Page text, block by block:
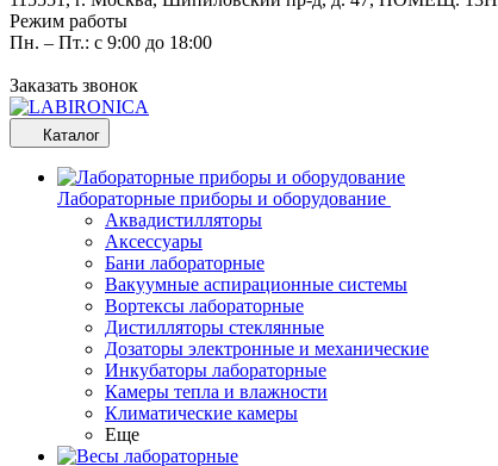
Режим работы
Пн. – Пт.: с 9:00 до 18:00
Заказать звонок
Каталог
Лабораторные приборы и оборудование
Аквадистилляторы
Аксессуары
Бани лабораторные
Вакуумные аспирационные системы
Вортексы лабораторные
Дистилляторы стеклянные
Дозаторы электронные и механические
Инкубаторы лабораторные
Камеры тепла и влажности
Климатические камеры
Еще